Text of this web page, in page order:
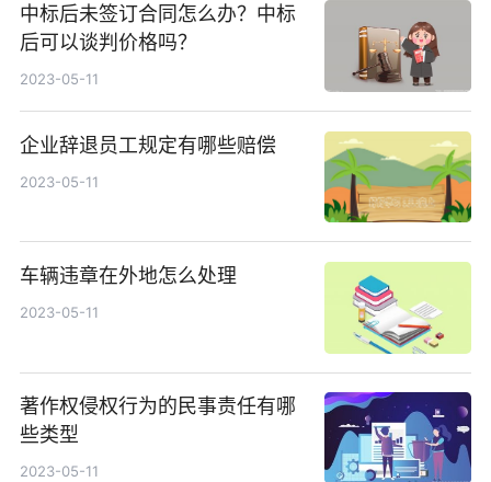
中标后未签订合同怎么办？中标
后可以谈判价格吗？
2023-05-11
企业辞退员工规定有哪些赔偿
2023-05-11
车辆违章在外地怎么处理
2023-05-11
著作权侵权行为的民事责任有哪
些类型
2023-05-11